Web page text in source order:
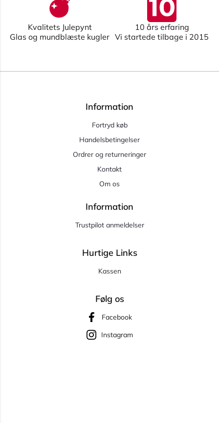
Kvalitets Julepynt
Glas og mundblæste kugler
10 års erfaring
Vi startede tilbage i 2015
Information
Fortryd køb
Handelsbetingelser
Ordrer og returneringer
Kontakt
Om os
Information
Trustpilot anmeldelser
Hurtige Links
Kassen
Følg os
Facebook
Instagram